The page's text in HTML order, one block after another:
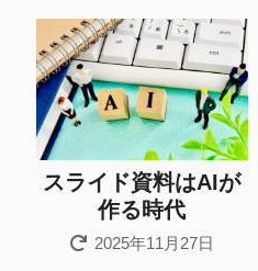
スライド資料はAIが
作る時代
2025年11月27日